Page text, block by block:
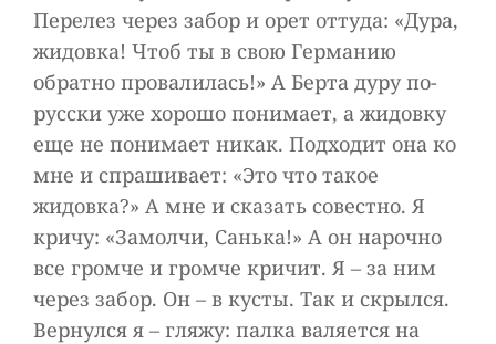
Перелез через забор и орет оттуда: «Дура,
жидовка! Чтоб ты в свою Германию
обратно провалилась!» А Берта дуру по-
русски уже хорошо понимает, а жидовку
еще не понимает никак. Подходит она ко
мне и спрашивает: «Это что такое
жидовка?» А мне и сказать совестно. Я
кричу: «Замолчи, Санька!» А он нарочно
все громче и громче кричит. Я – за ним
через забор. Он – в кусты. Так и скрылся.
Вернулся я – гляжу: палка валяется на